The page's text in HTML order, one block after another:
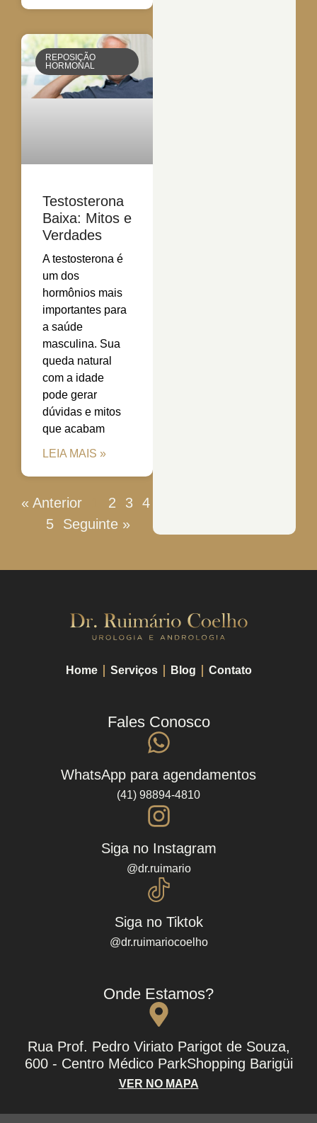
REPOSIÇÃO
HORMONAL
Testosterona
Baixa: Mitos e
Verdades
A testosterona é
um dos
hormônios mais
importantes para
a saúde
masculina. Sua
queda natural
com a idade
pode gerar
dúvidas e mitos
que acabam
LEIA MAIS »
« Anterior 2 3
4
5
Seguinte »
Home Serviços Blog Contato
Fales Conosco
WhatsApp para agendamentos
(41) 98894-4810
Siga no Instagram
@dr.ruimario
Siga no Tiktok
@dr.ruimariocoelho
Onde Estamos?
Rua Prof. Pedro Viriato Parigot de Souza,
600 - Centro Médico ParkShopping Barigüi
VER NO MAPA